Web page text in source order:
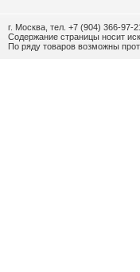
г. Москва, тел. +7 (904) 366-97-
Содержание страницы носит
По ряду товаров возможны